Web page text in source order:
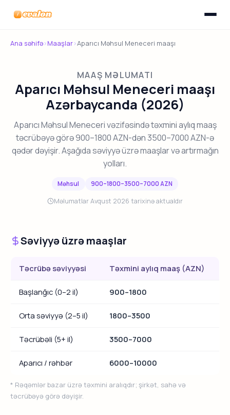
Evalon
Ana səhifə›Maaşlar›Aparıcı Məhsul Meneceri maaşı
MAAŞ MƏLUMATI
Aparıcı Məhsul Meneceri maaşı
Azərbaycanda (2026)
Aparıcı Məhsul Meneceri vəzifəsində təxmini aylıq maaş
təcrübəyə görə 900–1800 AZN-dən 3500–7000 AZN-ə
qədər dəyişir. Aşağıda səviyyə üzrə maaşlar və artırmağın
yolları.
Məhsul
900–1800–3500–7000 AZN
Məlumatlar Avqust 2026 tarixinə aktualdır
Səviyyə üzrə maaşlar
Təcrübə səviyyəsi Təxmini aylıq maaş (AZN)
Başlanğıc (0–2 il) 900–1800
Orta səviyyə (2–5 il) 1800–3500
Təcrübəli (5+ il) 3500–7000
Aparıcı / rəhbər 6000–10000
* Rəqəmlər bazar üzrə təxmini aralıqdır; şirkət, sahə və
təcrübəyə görə dəyişir.